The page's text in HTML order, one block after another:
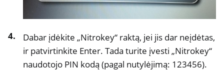
Dabar įdėkite „Nitrokey“ raktą, jei jis dar neįdėtas,
ir patvirtinkite Enter. Tada turite įvesti „Nitrokey“
naudotojo PIN kodą (pagal nutylėjimą: 123456).